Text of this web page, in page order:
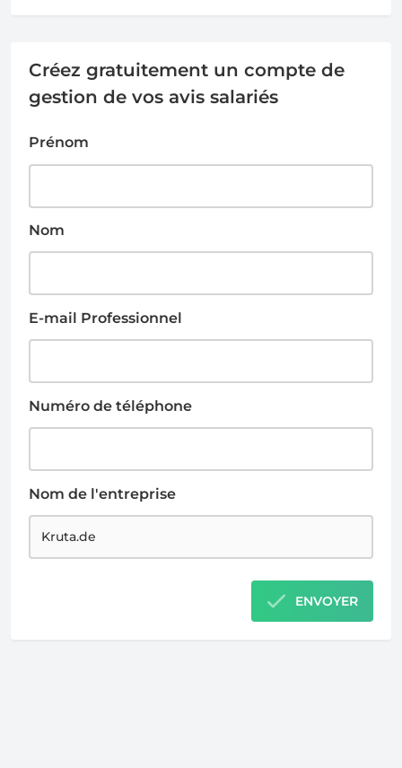
Créez gratuitement un compte de
gestion de vos avis salariés
Prénom
Nom
E-mail Professionnel
Numéro de téléphone
Nom de l'entreprise
ENVOYER